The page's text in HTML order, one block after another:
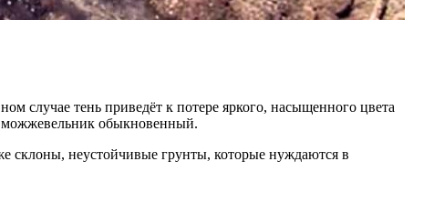
тень приведёт к потере яркого, насыщенного цвета
можжевельник обыкновенный.
склоны, неустойчивые грунты, которые нуждаются в